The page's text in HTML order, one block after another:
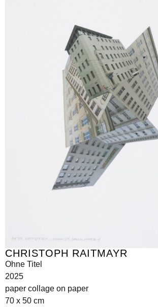
CHRISTOPH RAITMAYR
Ohne Titel
2025
paper collage on paper
70 x 50 cm